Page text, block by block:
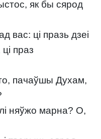
як бы сярод
вас: ці празь дзеі
праз
пачаўшы Духам,
няўжо марна? О,